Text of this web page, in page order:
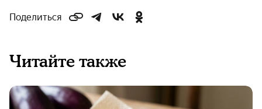
Поделиться
Читайте также